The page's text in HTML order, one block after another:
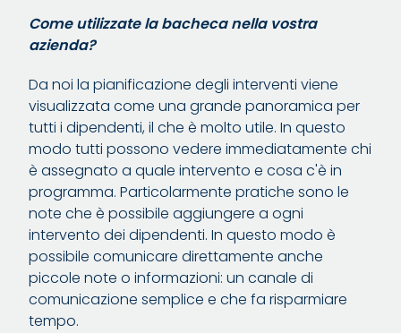
Come utilizzate la bacheca nella vostra
azienda?
Da noi la pianificazione degli interventi viene
visualizzata come una grande panoramica per
tutti i dipendenti, il che è molto utile. In questo
modo tutti possono vedere immediatamente chi
è assegnato a quale intervento e cosa c'è in
programma. Particolarmente pratiche sono le
note che è possibile aggiungere a ogni
intervento dei dipendenti. In questo modo è
possibile comunicare direttamente anche
piccole note o informazioni: un canale di
comunicazione semplice e che fa risparmiare
tempo.